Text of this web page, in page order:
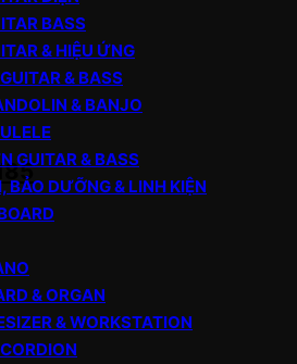
BASS
& HIỆU ỨNG
& BASS
& BANJO
GUITAR & BASS
BẢO DƯỠNG & LINH KIỆN
& ORGAN
& WORKSTATION